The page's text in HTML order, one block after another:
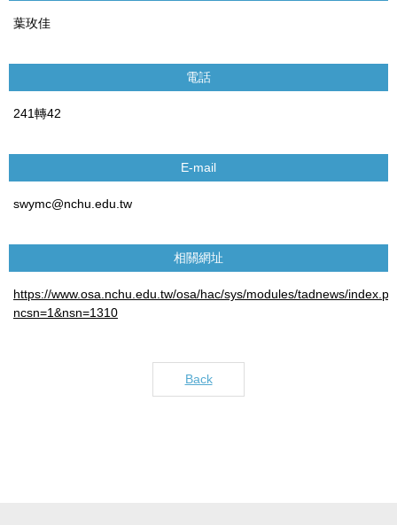
葉玫佳
電話
241轉42
E-mail
swymc@nchu.edu.tw
相關網址
https://www.osa.nchu.edu.tw/osa/hac/sys/modules/tadnews/
ncsn=1&nsn=1310
Back